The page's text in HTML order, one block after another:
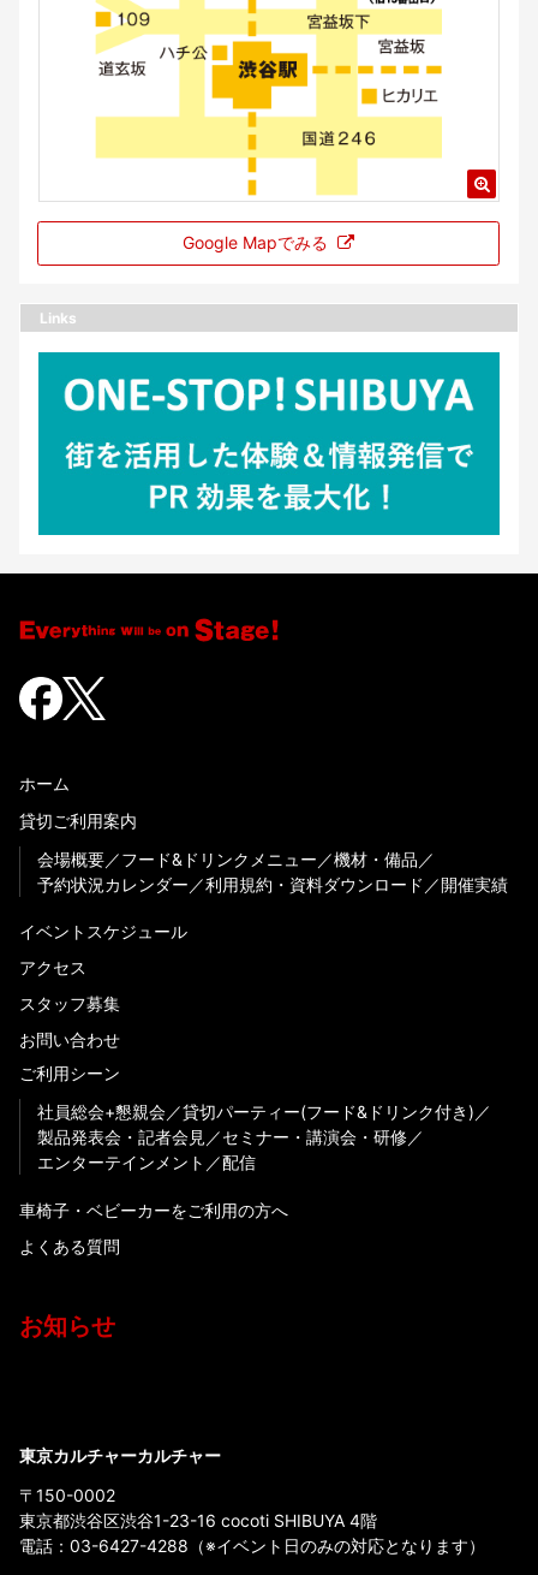
Google Mapでみる
Links
ホーム
貸切ご利用案内
会場概要
フード&ドリンクメニュー
機材・備品
予約状況カレンダー
利用規約・資料ダウンロード 開催実績
イベントスケジュール
アクセス
スタッフ募集
お問い合わせ
ご利用シーン
社員総会+懇親会
貸切パーティー(フード&ドリンク付き)
製品発表会・記者会見
セミナー・講演会・研修
エンターテインメント
配信
車椅子・ベビーカーをご利用の方へ
よくある質問
お知らせ
東京カルチャーカルチャー
〒150-0002
東京都渋谷区渋谷1-23-16 cocoti SHIBUYA 4階
電話： 03-6427-4288 （※イベント日のみの対応となります）